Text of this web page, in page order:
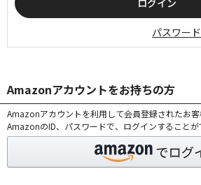
パスワー
Amazonアカウントをお持ちの方
Amazonアカウントを利用して会員登録されたお客
AmazonのID、パスワードで、ログインすることが